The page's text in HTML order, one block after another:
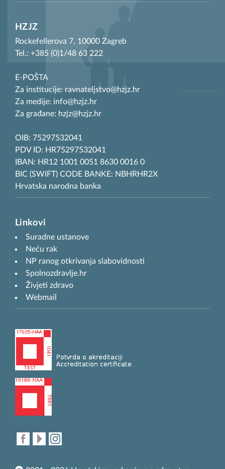
HZJZ
Rockefellerova 7, 10000 Zagreb
Tel.: +385 (0)1/48 63 222
E-POŠTA
Za institucije: ravnateljstvo@hzjz.hr
Za medije: info@hzjz.hr
Za građane: hzjz@hzjz.hr
OIB: 75297532041
PDV ID: HR75297532041
IBAN: HR12 1001 0051 8630 0016 0
BIC (SWIFT) CODE BANKE: NBHRHR2X
Hrvatska narodna banka
Linkovi
Suradne ustanove
Neću rak
NP ranog otkrivanja slabovidnosti
Spolnozdravlje.hr
Živjeti zdravo
Webmail